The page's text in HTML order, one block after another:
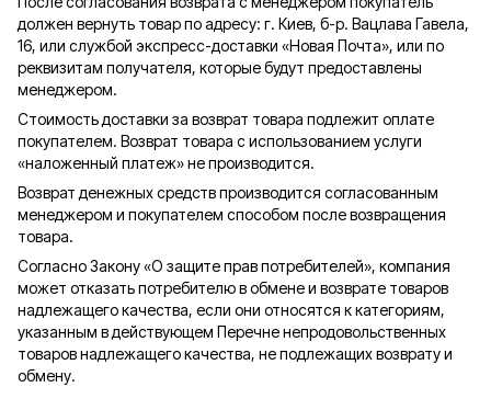
должен вернуть товар по адресу: г. Киев, б-р. Вацлава Гавела,
16, или службой экспресс-доставки «Новая Почта», или по
реквизитам получателя, которые будут предоставлены
менеджером.
Стоимость доставки за возврат товара подлежит оплате
покупателем. Возврат товара с использованием услуги
«наложенный платеж» не производится.
Возврат денежных средств производится согласованным
менеджером и покупателем способом после возвращения
товара.
Согласно Закону «О защите прав потребителей», компания
может отказать потребителю в обмене и возврате товаров
надлежащего качества, если они относятся к категориям,
указанным в действующем Перечне непродовольственных
товаров надлежащего качества, не подлежащих возврату и
обмену.